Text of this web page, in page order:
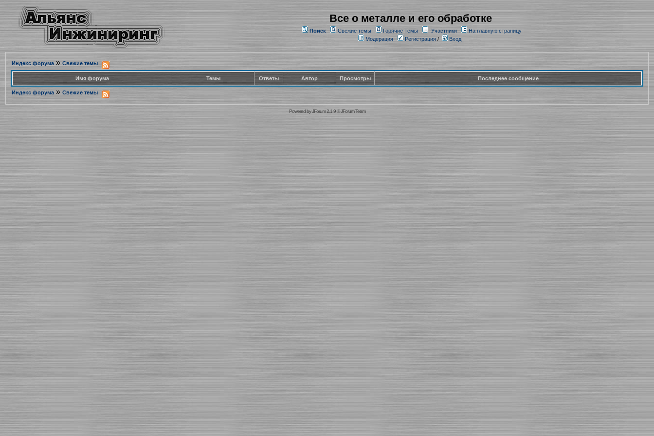
Все о металле и его обработке
Поиск Свежие темы Горячие Темы Участники
На главную страницу
Модерация
Регистрация/ Вход
Индекс форума» Свежие темы
Имя форума Темы Ответы Автор Просмотры Последнее сообщение
Индекс форума » Свежие темы
Powered byJForum 2.1.9©JForum Team